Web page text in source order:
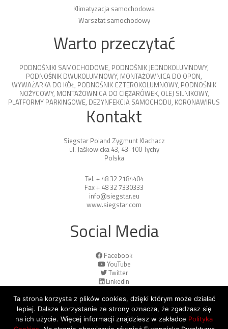
Klimatyzacja samochodowa
Warsztat samochodowy
Warto przeczytać
PODNOŚNIKI SAMOCHODOWE, PODNOŚNIK JEDNOKOLUMNOWY,
PODNOŚNIK DWUKOLUMNOWY, MONTAŻOWNICA DO OPON,
WYWAŻARKA DO KÓŁ, PODNOŚNIK CZTEROKOLUMNOWY, PODNOŚNIK
NOŻYCOWY, MONTAŻOWNICA DO CIĘŻARÓWEK, OLEJ SILNIKOWY,
PLATFORMY PARKINGOWE, DEZYNFEKCJA SAMOCHODU, KORONAWIRUS
Kontakt
Siegstar Poland Zygmunt Klachacz
ul. Jaśkowicka 43, 43-100 Tychy
Polska
Tel. + 48 32 2184404
Fax + 48 32 7330333
info@siegstar.eu
www.siegstar.com
Social Media
Facebook
YouTube
Twitter
LinkedIn
Ta strona korzysta z plików cookies, dzięki którym może działać
lepiej. Dalsze korzystanie ze strony oznacza, że zgadzasz się
na ich użycie. Więcej informacji znajdziesz w zakładce Polityka